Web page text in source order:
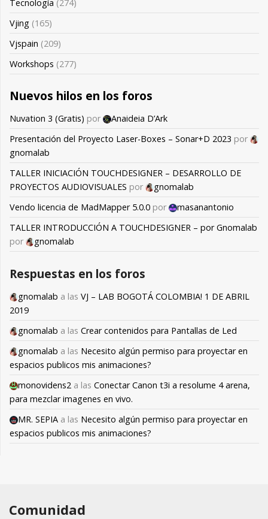
Tecnología (274)
Vjing (165)
Vjspain (209)
Workshops (277)
Nuevos hilos en los foros
Nuvation 3 (Gratis) por
Anaideia D’Ark
Presentación del Proyecto Laser-Boxes – Sonar+D 2023 por
gnomalab
TALLER INICIACIÓN TOUCHDESIGNER – DESARROLLO DE
PROYECTOS AUDIOVISUALES por
gnomalab
Vendo licencia de MadMapper 5.0.0 por
masanantonio
TALLER INTRODUCCIÓN A TOUCHDESIGNER – por Gnomalab
por
gnomalab
Respuestas en los foros
gnomalab a las VJ – LAB BOGOTÁ COLOMBIA! 1 DE ABRIL
2019
gnomalab a las Crear contenidos para Pantallas de Led
gnomalab a las Necesito algún permiso para proyectar en
espacios publicos mis animaciones?
monovidens2 a las Conectar Canon t3i a resolume 4 arena,
para mezclar imagenes en vivo.
MR. SEPIA a las Necesito algún permiso para proyectar en
espacios publicos mis animaciones?
Comunidad